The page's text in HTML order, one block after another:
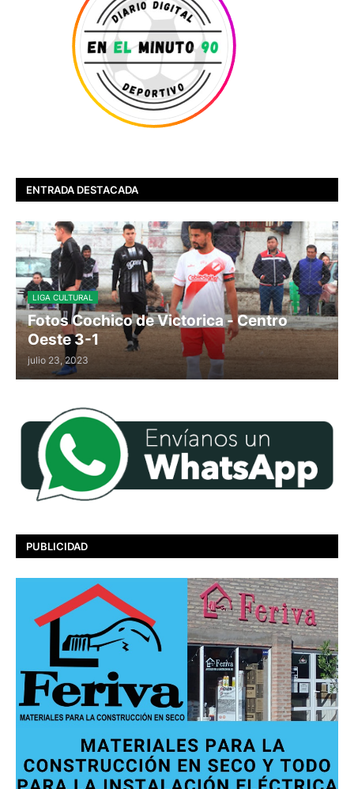
ENTRADA DESTACADA
LIGA CULTURAL
Fotos Cochico de Victorica - Centro
Oeste 3-1
julio 23, 2023
PUBLICIDAD